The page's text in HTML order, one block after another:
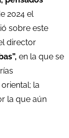
2024 el
sobre este
director
en la que se
la
la que aún